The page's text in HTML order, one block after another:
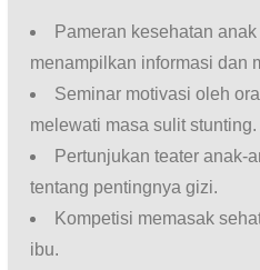
Pameran kesehatan
menampilkan informasi dan
Seminar motivasi oleh
melewati masa sulit stunting.
Pertunjukan teater anak-
tentang pentingnya gizi.
Kompetisi memasak
ibu.